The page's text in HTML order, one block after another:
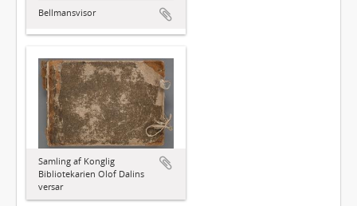
Bellmansvisor
Samling af Konglig
Bibliotekarien Olof Dalins
versar